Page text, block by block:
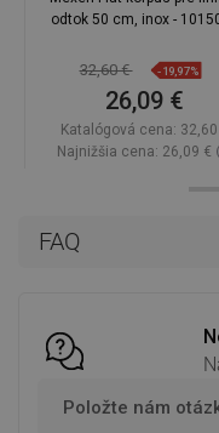
FAQ
Položte nám
odtok 50 cm, inox -
32,60 € -19,97%
26,09 €
Katalógová cena:
Najnižšia cena: 26,09 €